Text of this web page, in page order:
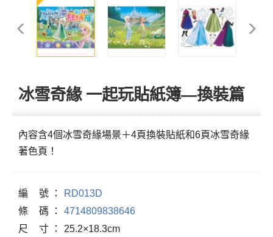
冰雪奇緣 一起玩貼紙簿—換裝篇
內容含4個冰雪奇緣場景＋4頁換裝貼紙和6頁冰雪奇緣
著色頁！
編 號
RD013D
條
碼
4714809838646
尺
寸
25.2×18.3cm